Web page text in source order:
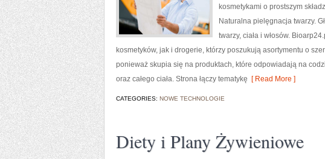
kosmetykami o prostszym
Naturalna pielęgnacja twarzy.
twarzy, ciała i włosów.
kosmetyków, jak i drogerie, którzy poszukują asortymentu o
ponieważ skupia się na produktach, które odpowiadają na
oraz całego ciała. Strona łączy tematykę [ Read More ]
CATEGORIES: NOWE TECHNOLOGIE
Diety i Plany Żywieniowe